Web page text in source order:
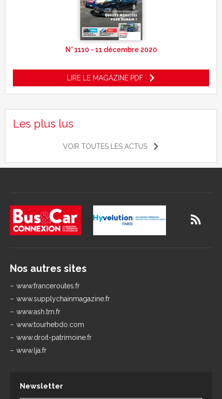
N° 1110 - 11 décembre 2020
LIRE LE MAGAZINE PDF
Les plus lus
VOIR TOUTES LES ACTUS
Nos autres sites
www.franceroutes.fr
www.supplychainmagazine.fr
www.ash.tm.fr
www.tourhebdo.com
www.droit-patrimoine.fr
www.lja.fr
Newsletter